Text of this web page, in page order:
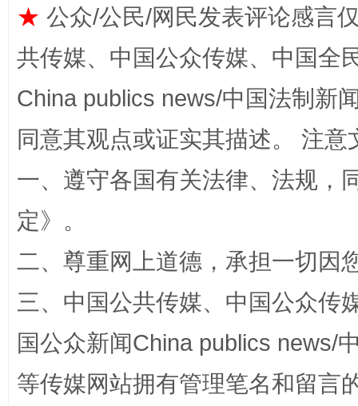
全民健身五年计划来了！等你上场
阿坝州三大球赛在茂县开幕 规模
★ 公众/公民/网民发表评论感言
共传媒、中国公众传媒、中国全
China publics news/中国法制新
同意其观点或证实其描述。 注
一、遵守各国有关法律、法规，
定》。
二、尊重网上道德，承担一切因
三、中国公共传媒、中国公众传
国公众新闻China publics news/
等传媒网站拥有管理笔名和留言